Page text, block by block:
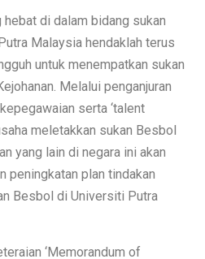
di dalam bidang sukan
Malaysia hendaklah terus
untuk menempatkan sukan
Melalui penganjuran
serta ‘talent
meletakkan sukan Besbol
yang lain di negara ini akan
peningkatan plan tindakan
Besbol di Universiti Putra
‘Memorandum of